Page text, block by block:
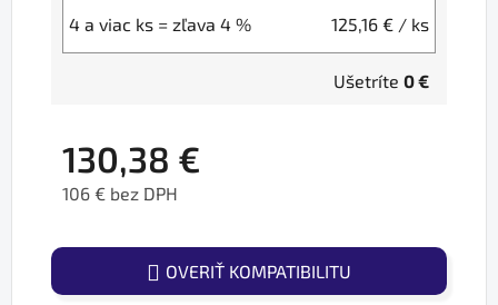
4 a viac ks = zľava 4 % 125,16 € / ks
Ušetríte 0 €
130,38 €
106 € bez DPH
OVERIŤ KOMPATIBILITU